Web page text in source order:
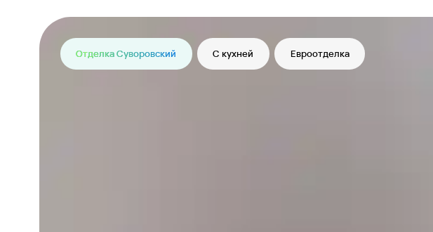
Отделка Суворовский С кухней Евроотделка